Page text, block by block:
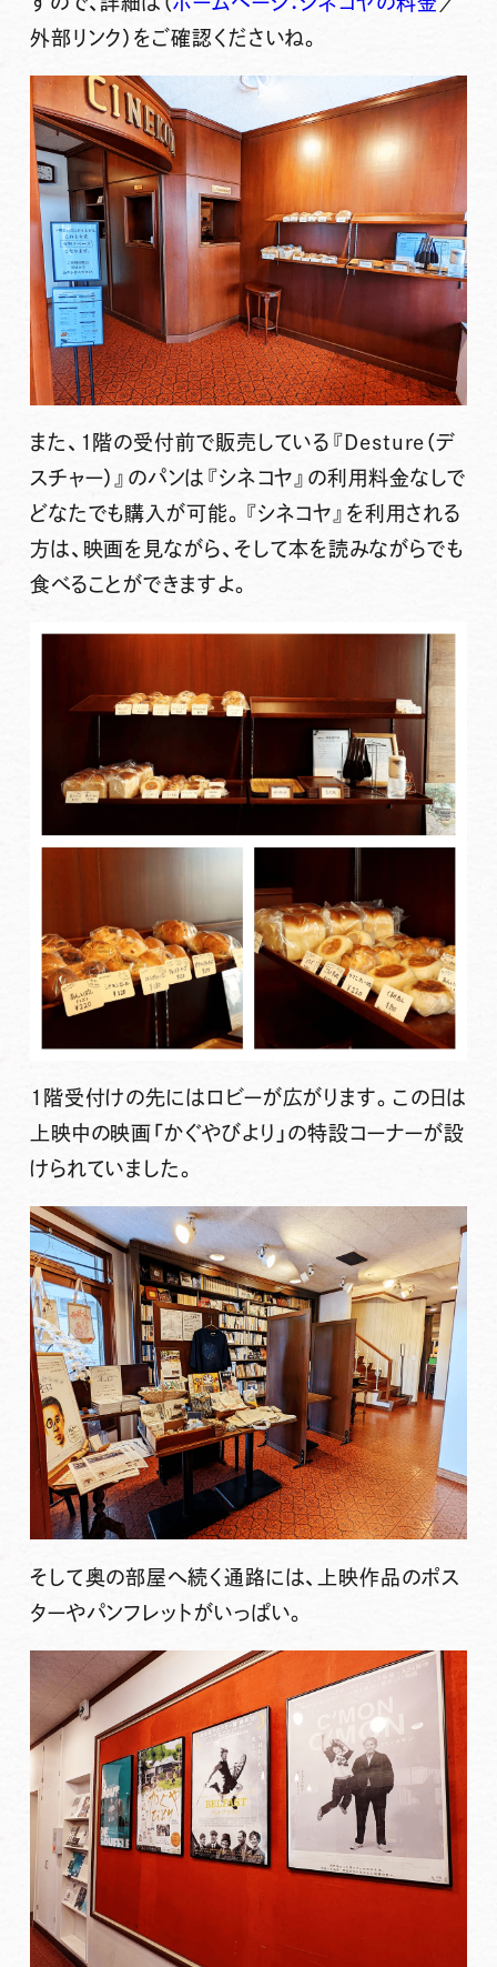
外部リンク）をご確認くださいね。
また、1階の受付前で販売している『 Desture（デ
スチャー）』 のパンは『シネコヤ』の利用料金なしで
どなたでも購入が可能。『シネコヤ』を利用される
方は、映画を見ながら、そして本を読みながらでも
食べることができますよ。
1階受付けの先にはロビーが広がります。この日は
上映中の映画「かぐやびより」の特設コーナーが設
けられていました。
そして奥の部屋へ続く通路には、上映作品のポス
ターやパンフレットがいっぱい。